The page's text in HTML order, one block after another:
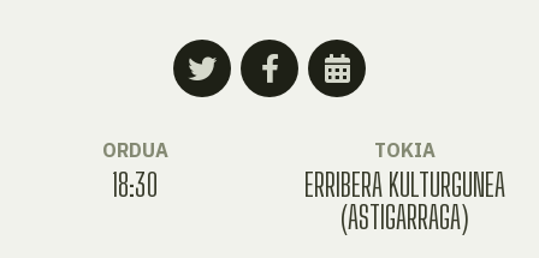
ORDUA
18:30
TOKIA
ERRIBERA KULTURGUNEA
(ASTIGARRAGA)